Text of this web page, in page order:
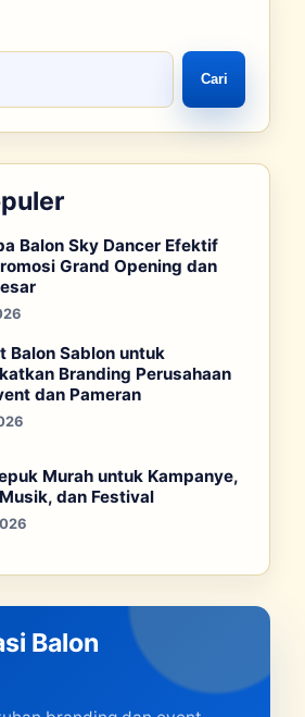
Cari
Balon Sky Dancer Efektif
Grand Opening dan
Balon Sablon untuk
Branding Perusahaan
dan Pameran
Murah untuk Kampanye,
dan Festival
Balon